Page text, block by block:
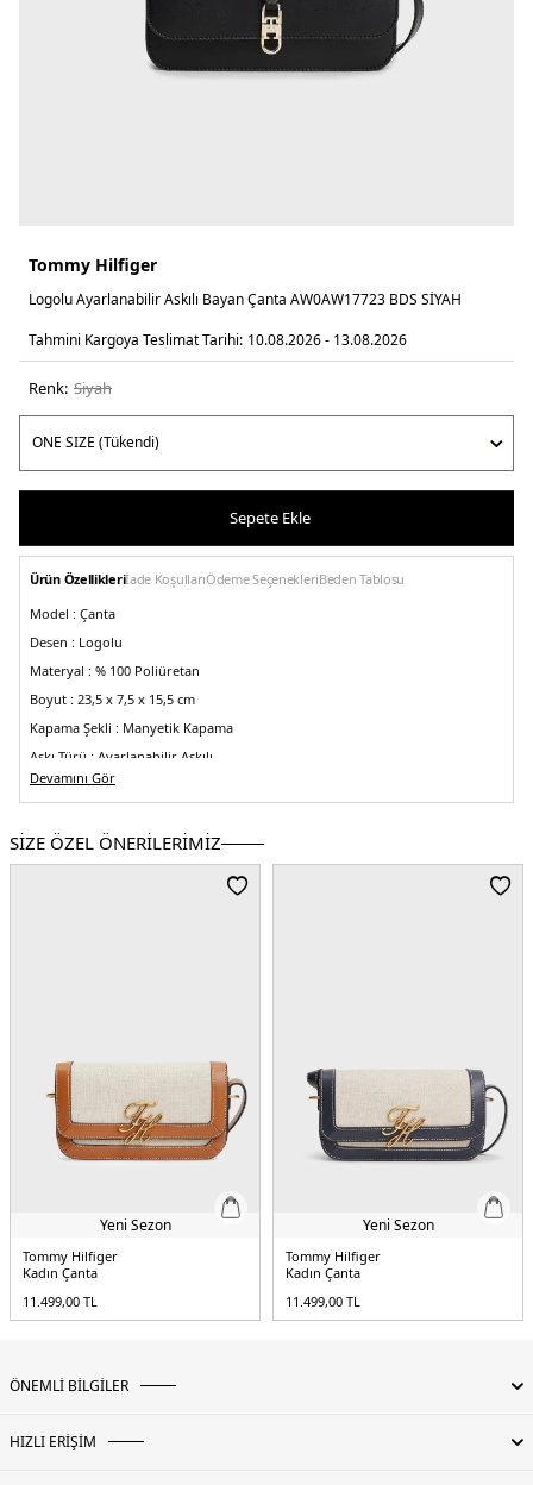
Tommy Hilfiger
Logolu Ayarlanabilir Askılı Bayan Çanta AW0AW17723 BDS SİYAH
Tahmini Kargoya Teslimat Tarihi: 10.08.2026 - 13.08.2026
Renk: si̇yah
Sepete Ekle
Ürün Özellikleriİade KoşullarıÖdeme SeçenekleriBeden Tablosu
Model : Çanta
Desen : Logolu
Materyal : % 100 Poliüretan
Boyut : 23,5 x 7,5 x 15,5 cm
Kapama Şekli : Manyetik Kapama
Askı Türü : Ayarlanabilir Askılı
Menşei :Endonezya
2DEAW0AW17723BDS.07
Devamını Gör
SİZE ÖZEL ÖNERİLERİMİZ
Yeni Sezon
Tommy Hilfiger
Kadın Çanta
11.499,00 TL
Yeni Sezon
Tommy Hilfiger
Kadın Çanta
11.499,00 TL
ÖNEMLİ BİLGİLER
HIZLI ERİŞİM